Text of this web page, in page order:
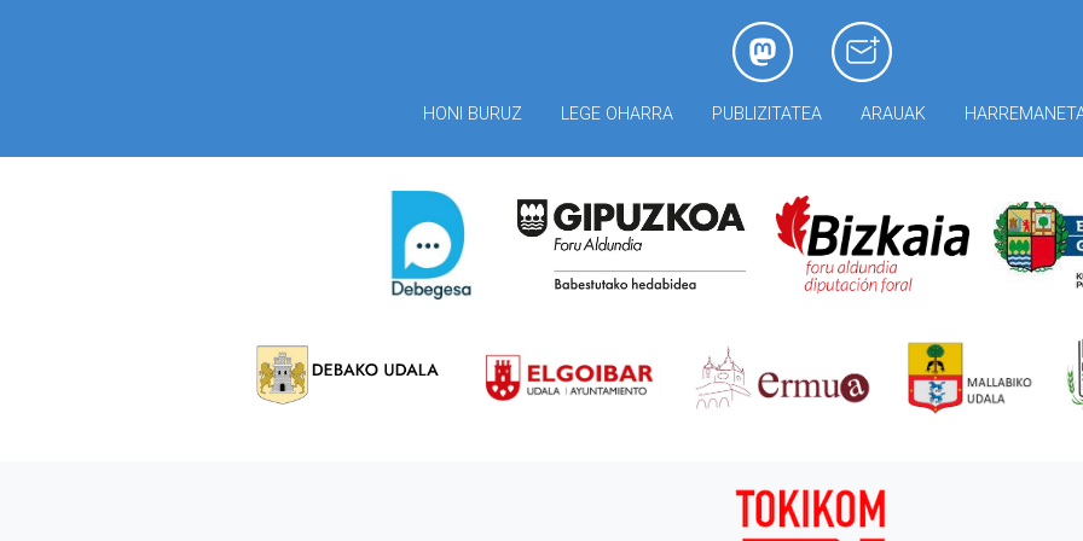
HONI BURUZ LEGE OHARRA PUBLIZITATEA ARAUAK